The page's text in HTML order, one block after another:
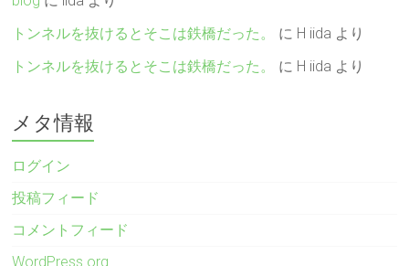
トンネルを抜けるとそこは鉄橋だった。
に H iida より
トンネルを抜けるとそこは鉄橋だった。
に H iida より
メタ情報
ログイン
投稿フィード
コメントフィード
WordPress.org